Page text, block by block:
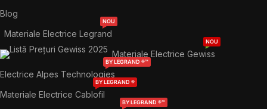
Blog
Materiale Electrice Legrand
NOU
Materiale Electrice Gewiss
NOU
Electrice Alpes Technologies
BY LEGRAND ®™
Materiale Electrice Cablofil
BY LEGRAND ®
BY LEGRAND ®™